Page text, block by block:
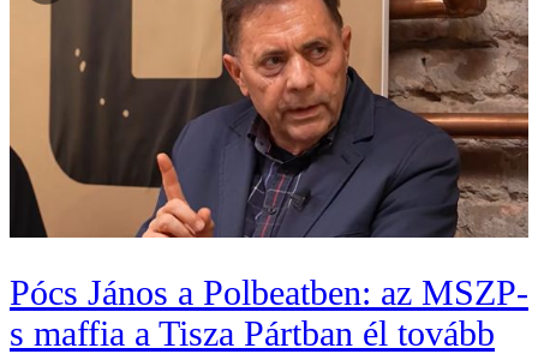
Pócs János a Polbeatben: az MSZP-
s maffia a Tisza Pártban él tovább